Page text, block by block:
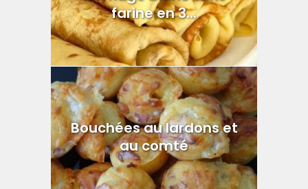
farine en 3...
Bouchées au lardons et
au comté